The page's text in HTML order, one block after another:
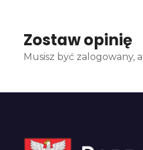
Zostaw opinię
Musisz być zalogowany,